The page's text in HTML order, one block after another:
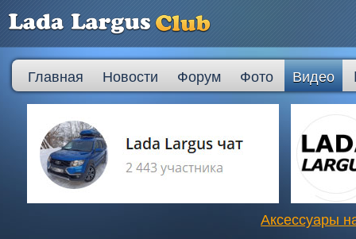
Главная Новости Форум Фото Видео
Аксессуары